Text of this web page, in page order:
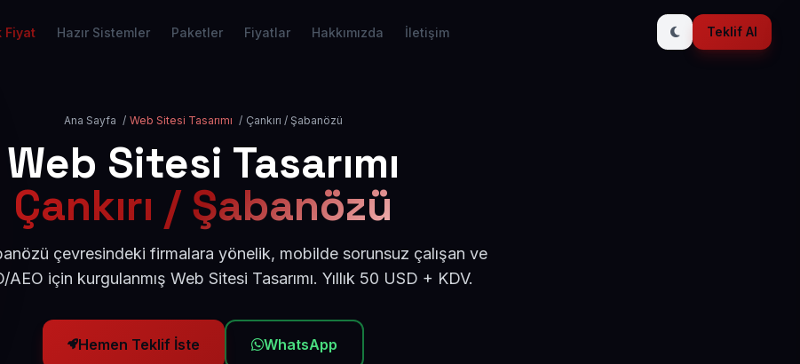
Fiyat Hazır Sistemler Paketler Fiyatlar Hakkımızda İletişim Teklif Al
Ana Sayfa / Web Sitesi Tasarımı / Çankırı / Şabanözü
Web Sitesi Tasarımı
Çankırı / Şabanözü
çevresindeki firmalara yönelik, mobilde sorunsuz çalışan ve
AEO için kurgulanmış Web Sitesi Tasarımı. Yıllık 50 USD + KDV.
Hemen Teklif İste WhatsApp